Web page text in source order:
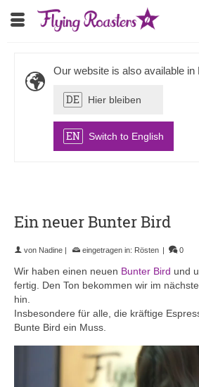
Our website is also available in
DE Hier bleiben
EN Switch to English
Ein neuer Bunter Bird
von Nadine | eingetragen in: Rösten | 0
Wir haben einen neuen Bunter Bird und
fertig. Den Ton bekommen wir im
hin.
Insbesondere für alle, die kräftige
Bunte Bird ein Muss.